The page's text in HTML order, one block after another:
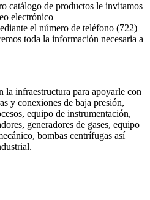
catálogo de productos le invitamos
electrónico
el número de teléfono (722)
toda la información necesaria a
la infraestructura para apoyarle con
y conexiones de baja presión,
equipo de instrumentación,
generadores de gases, equipo
bombas centrífugas así